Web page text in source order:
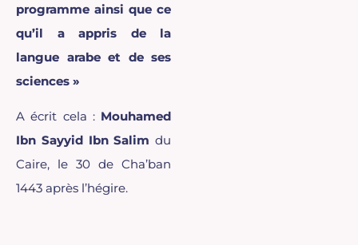
programme ainsi que ce
qu’il a appris de la
langue arabe et de ses
sciences »
A écrit cela : Mouhamed
Ibn Sayyid Ibn Salim du
Caire, le 30 de Cha’ban
1443 après l’hégire.